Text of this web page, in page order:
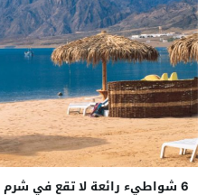
6 شواطيء رائعة لا تقع في شرم الشيخ